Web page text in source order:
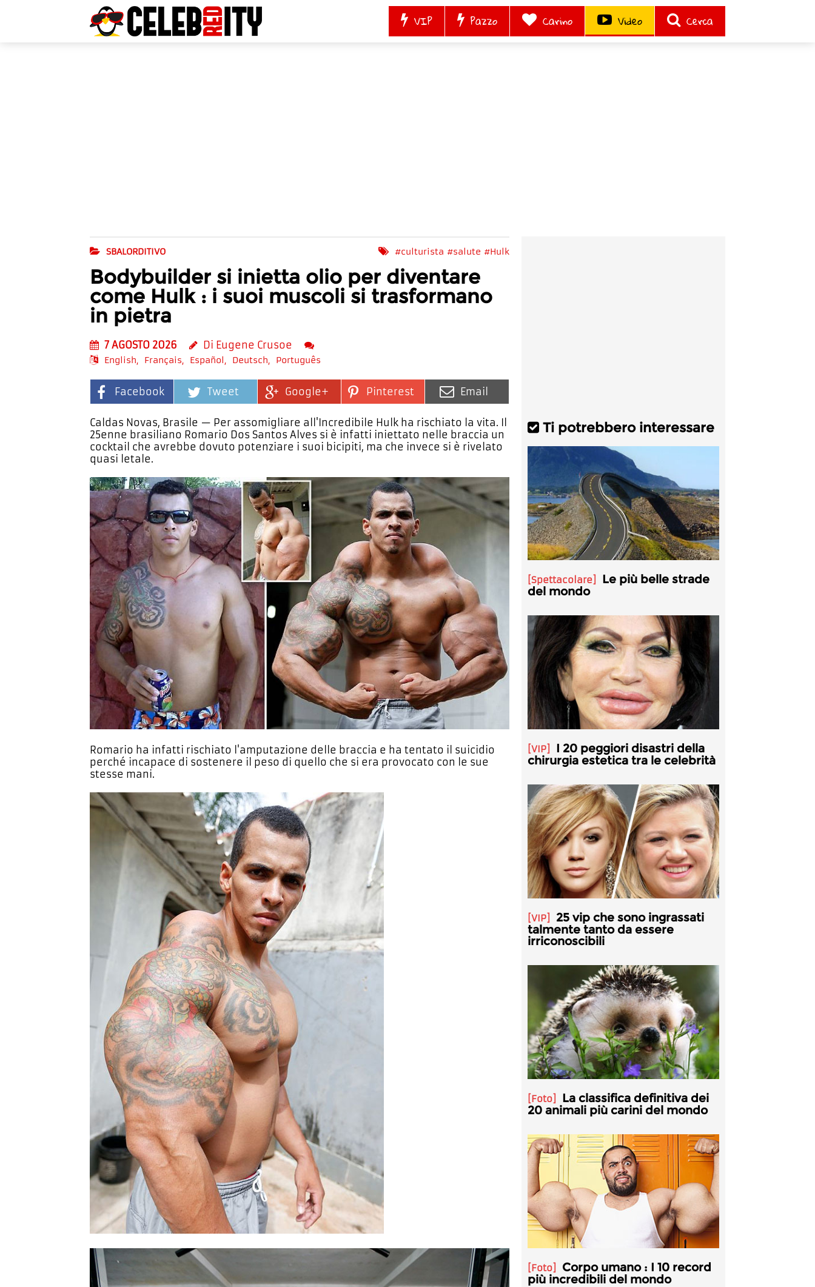
VIP Pazzo Carino Video Cerca
SBALORDITIVO #culturista #salute #Hulk
Bodybuilder si inietta olio per diventare
come Hulk : i suoi muscoli si trasformano
in pietra
7 AGOSTO 2026 Di Eugene Crusoe
English Français Español Deutsch Português
Facebook Tweet Google+ Pinterest Email
Caldas Novas, Brasile — Per assomigliare all'Incredibile Hulk ha rischiato la vita. Il
25enne brasiliano Romario Dos Santos Alves si è infatti iniettato nelle braccia un
cocktail che avrebbe dovuto potenziare i suoi bicipiti, ma che invece si è rivelato
quasi letale.
Romario ha infatti rischiato l'amputazione delle braccia e ha tentato il suicidio
perché incapace di sostenere il peso di quello che si era provocato con le sue
stesse mani.
Ti potrebbero interessare
Spettacolare
Le più belle strade
del mondo
VIP
I 20 peggiori disastri della
chirurgia estetica tra le celebrità
VIP
25 vip che sono ingrassati
talmente tanto da essere
irriconoscibili
Foto
La classifica definitiva dei
20 animali più carini del mondo
Foto
Corpo umano : I 10 record
più incredibili del mondo